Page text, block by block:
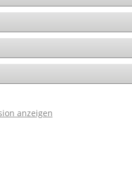
anzeigen